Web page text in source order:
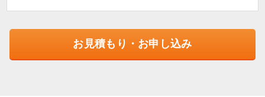
お見積もり・お申し込み